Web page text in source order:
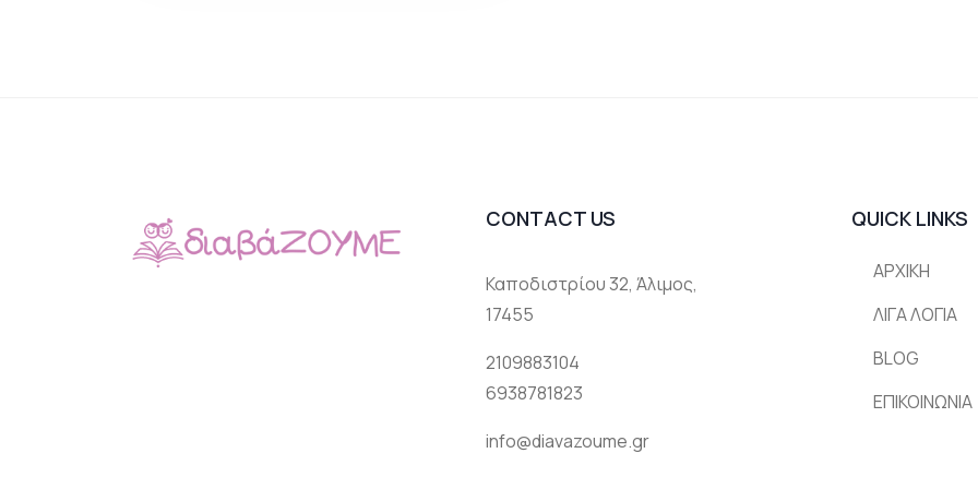
CONTACT US
Καποδιστρίου 32, Άλιμος,
17455
2109883104
6938781823
info@diavazoume.gr
QUICK LINKS
ΑΡΧΙΚΗ
ΛΙΓΑ ΛΟΓΙΑ
BLOG
ΕΠΙΚΟΙΝΩΝΙΑ